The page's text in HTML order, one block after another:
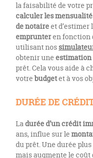
la faisabilité de votre
calculer les
de notaireet d’estimer
emprunteren fonction
utilisant nos
obtenir une estimation
prêt. Cela vous aide à
votre budgetet à vos
DURÉE DE
Ladurée d’un crédit
ans, influe sur le
du prêt. Une durée
mais augmente le